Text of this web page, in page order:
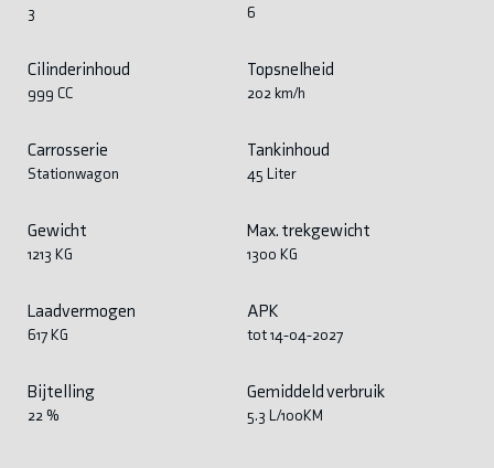
3 6
Cilinderinhoud
999 CC
Topsnelheid
202 km/h
Carrosserie
Stationwagon
Tankinhoud
45 Liter
Gewicht
1213 KG
Max. trekgewicht
1300 KG
Laadvermogen
617 KG
APK
tot 14-04-2027
Bijtelling
22 %
Gemiddeld verbruik
5.3 L/100KM